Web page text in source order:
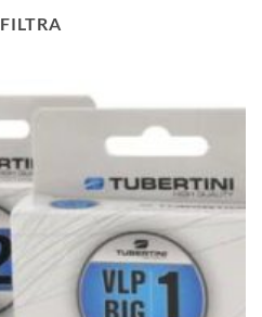
FILTRA